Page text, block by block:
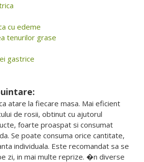
cu edeme
tenurilor grase
gastrice
atare la fiecare masa. Mai eficient
de rosii, obtinut cu ajutorul
foarte proaspat si consumat
Se poate consuma orice cantitate,
individuala. Este recomandat sa se
zi, in mai multe reprize. �n diverse